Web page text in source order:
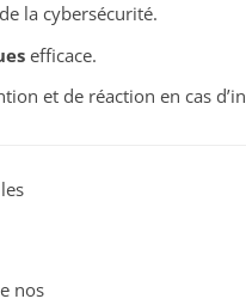
la cybersécurité.
efficace.
et de réaction en cas
nos